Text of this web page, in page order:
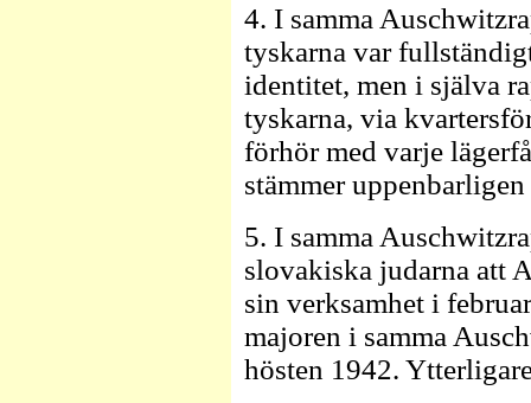
4. I samma
tyskarna var
identitet, men i själva
tyskarna, via
förhör med varje
stämmer
5. I samma
slovakiska judarna att
sin verksamhet i
majoren i samma
hösten 1942.